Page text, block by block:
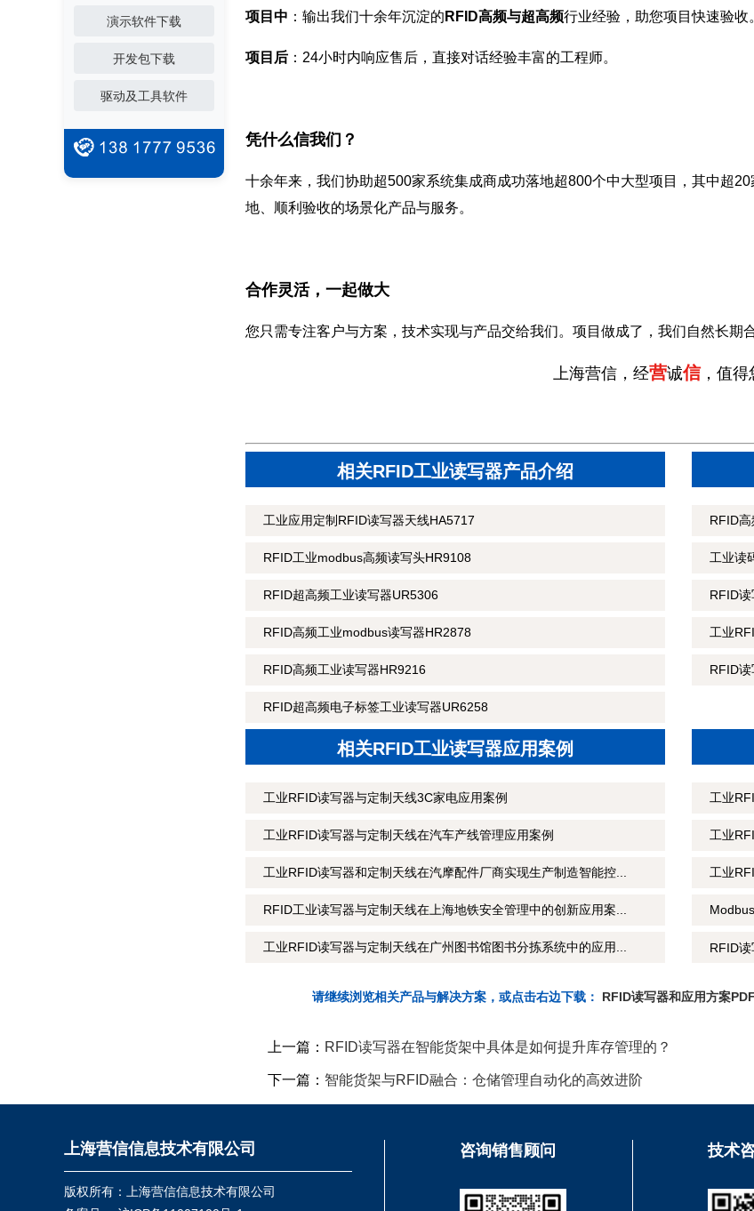
演示软件下载
开发包下载
驱动及工具软件
项目中 ：输出我们十余年沉淀的 RFID高频与超高频行业经验，助您项目快速验收
项目后 ：24小时内响应售后，直接对话经验丰富的工程师。
凭什么信我们？
十余年来，我们协助超500家系统集成商成功落地超800个中大型项目，其中超
地、顺利验收的场景化产品与服务。
合作灵活，一起做大
您只需专注客户与方案，技术实现与产品交给我们。项目做成了，我们自然长期
上海营信，经营诚信，值得
相关RFID工业读写器产品介绍
工业应用定制RFID读写器天线HA5717
RFID工业modbus高频读写头HR9108
RFID超高频工业读写器UR5306
RFID高频工业modbus读写器HR2878
RFID高频工业读写器HR9216
RFID超高频电子标签工业读写器UR6258
RFID
工业读
RFID
工业
RFID
相关RFID工业读写器应用案例
工业RFID读写器与定制天线3C家电应用案例
工业RFID读写器与定制天线在汽车产线管理应用案例
工业RFID读写器和定制天线在汽摩配件厂商实现生产制造智能控...
RFID工业读写器与定制天线在上海地铁安全管理中的创新应用案...
工业RFID读写器与定制天线在广州图书馆图书分拣系统中的应用...
工业
工业
工业
RFID
请继续浏览相关产品与解决方案，或点击右边下载： RFID读写器和应用方案
上一篇： RFID读写器在智能货架中具体是如何提升库存管理的？
下一篇： 智能货架与RFID融合：仓储管理自动化的高效进阶
上海营信信息技术有限公司
版权所有：上海营信信息技术有限公司
咨询销售顾问 技术